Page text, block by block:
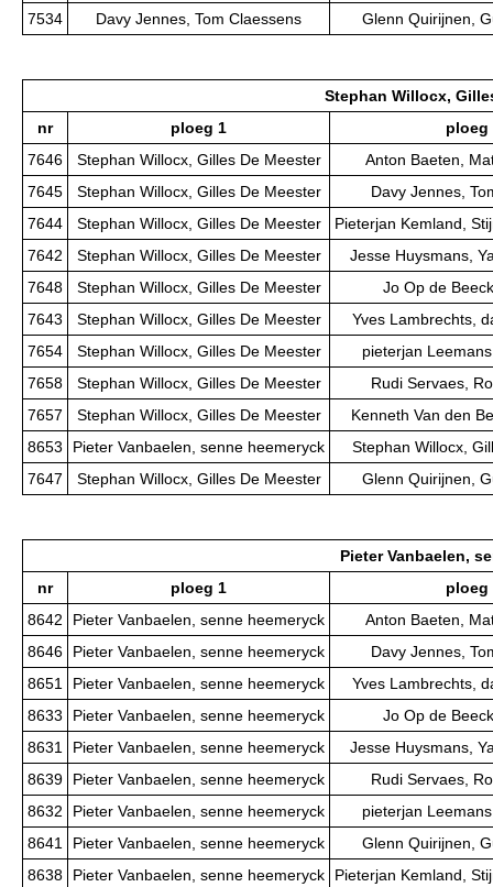
7534
Davy Jennes, Tom Claessens Glenn Quirijnen,
Stephan Willocx,
nr
ploeg 1
ploeg
7646
Stephan Willocx, Gilles De Meester
Anton Baeten,
7645
Stephan Willocx, Gilles De Meester
Davy Jennes,
7644
Stephan Willocx, Gilles De Meester
Pieterjan Kemland,
7642
Stephan Willocx, Gilles De Meester
Jesse Huysmans,
7648
Stephan Willocx, Gilles De Meester
Jo Op de
7643
Stephan Willocx, Gilles De Meester
Yves Lambrechts,
7654
Stephan Willocx, Gilles De Meester
pieterjan
7658
Stephan Willocx, Gilles De Meester
Rudi Servaes,
7657
Stephan Willocx, Gilles De Meester
Kenneth Van den
8653
Pieter Vanbaelen, senne heemeryck
Stephan Willocx,
7647
Stephan Willocx, Gilles De Meester Glenn Quirijnen,
Pieter Vanbaelen,
nr
ploeg 1
ploeg
8642
Pieter Vanbaelen, senne heemeryck
Anton Baeten,
8646
Pieter Vanbaelen, senne heemeryck
Davy Jennes,
8651
Pieter Vanbaelen, senne heemeryck
Yves Lambrechts,
8633
Pieter Vanbaelen, senne heemeryck
Jo Op de
8631
Pieter Vanbaelen, senne heemeryck
Jesse Huysmans,
8639
Pieter Vanbaelen, senne heemeryck
Rudi Servaes,
8632
Pieter Vanbaelen, senne heemeryck
pieterjan
8641
Pieter Vanbaelen, senne heemeryck
Glenn Quirijnen,
8638
Pieter Vanbaelen, senne heemeryck
Pieterjan Kemland,